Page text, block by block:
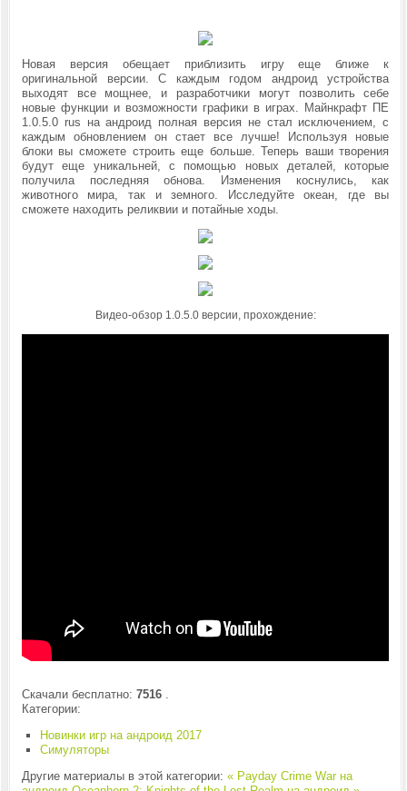
Новая версия обещает приблизить игру еще ближе к
оригинальной версии. С каждым годом андроид устройства
выходят все мощнее, и разработчики могут позволить себе
новые функции и возможности графики в играх. Майнкрафт ПЕ
1.0.5.0 rus на андроид полная версия не стал исключением, с
каждым обновлением он стает все лучше! Используя новые
блоки вы сможете строить еще больше. Теперь ваши творения
будут еще уникальней, с помощью новых деталей, которые
получила последняя обнова. Изменения коснулись, как
животного мира, так и земного. Исследуйте океан, где вы
сможете находить реликвии и потайные ходы.
Видео-обзор 1.0.5.0 версии, прохождение:
Скачали бесплатно: 7516.
Категории:
Новинки игр на андроид 2017
Симуляторы
Другие материалы в этой категории: « Payday Crime War на